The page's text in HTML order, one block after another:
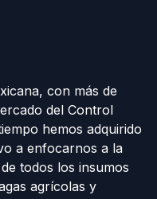
con más de
del Control
hemos adquirido
a enfocarnos a la
todos los insumos
agrícolas y